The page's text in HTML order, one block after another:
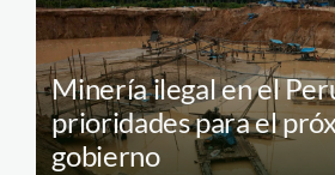
Minería ilegal en el
prioridades para el
gobierno